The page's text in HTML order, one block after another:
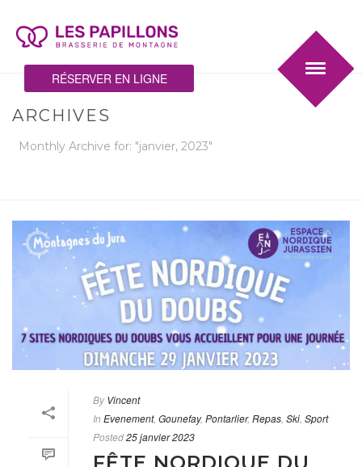
RÉSERVER EN LIGNE
ARCHIVES
Monthly Archive for: "janvier, 2023"
By Vincent
In Evenement, Gounefay, Pontarlier, Repas Ski Sport
Posted25 janvier 2023
FÊTE NORDIQUE DU